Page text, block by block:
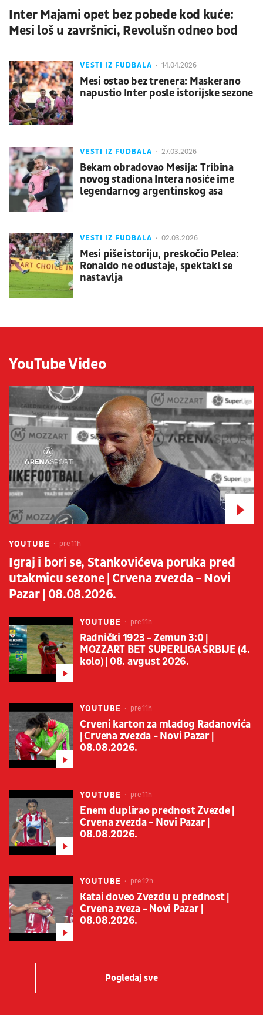
Inter Majami opet bez pobede kod kuće:
Mesi loš u završnici, Revolušn odneo bod
VESTI IZ FUDBALA 14.04.2026
Mesi ostao bez trenera: Maskerano
napustio Inter posle istorijske sezone
VESTI IZ FUDBALA 27.03.2026
Bekam obradovao Mesija: Tribina
novog stadiona Intera nosiće ime
legendarnog argentinskog asa
VESTI IZ FUDBALA 02.03.2026
Mesi piše istoriju, preskočio Pelea:
Ronaldo ne odustaje, spektakl se
nastavlja
YouTube Video
YOUTUBE pre 11h
Igraj i bori se, Stankovićeva poruka pred
utakmicu sezone | Crvena zvezda - Novi
Pazar | 08.08.2026.
YOUTUBE pre 11h
Radnički 1923 - Zemun 3:0 |
MOZZART BET SUPERLIGA SRBIJE (4.
kolo) | 08. avgust 2026.
YOUTUBE pre 11h
Crveni karton za mladog Radanovića
| Crvena zvezda - Novi Pazar |
08.08.2026.
YOUTUBE pre 11h
Enem duplirao prednost Zvezde |
Crvena zvezda - Novi Pazar |
08.08.2026.
YOUTUBE pre 12h
Katai doveo Zvezdu u prednost |
Crvena zveza - Novi Pazar |
08.08.2026.
Pogledaj sve